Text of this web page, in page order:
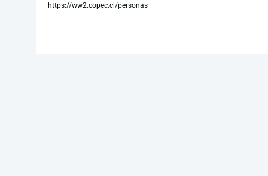
https://ww2.copec.cl/personas